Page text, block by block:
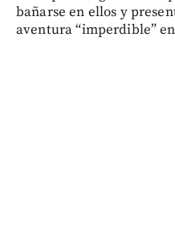
bañarse en ellos y
aventura “imperdible”